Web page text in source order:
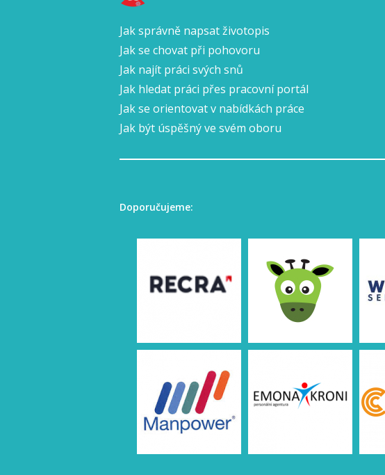
Jak správně napsat životopis
Jak se chovat při pohovoru
Jak najít práci svých snů
Jak hledat práci přes pracovní portál
Jak se orientovat v nabídkách práce
Jak být úspěšný ve svém oboru
Doporučujeme: